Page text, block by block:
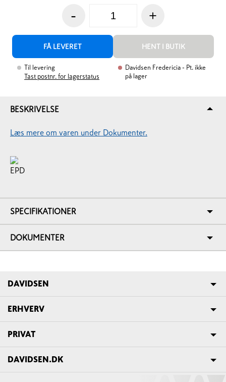
- +
FÅ LEVERET HENT I BUTIK
Til levering
Tast postnr. for lagerstatus
Davidsen Fredericia - Pt. ikke
på lager
BESKRIVELSE
Læs mere om varen under Dokumenter.
SPECIFIKATIONER
DOKUMENTER
DAVIDSEN
ERHVERV
PRIVAT
DAVIDSEN.DK